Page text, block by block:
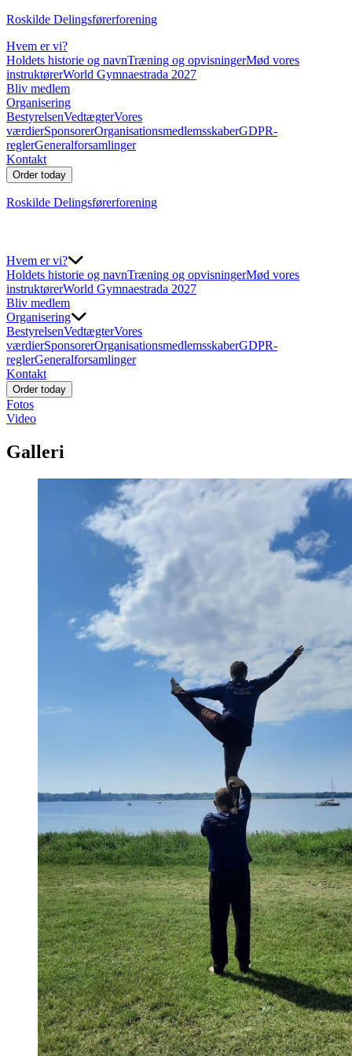
Roskilde Delingsførerforening
Hvem er vi?
Holdets historie og navnTræning og opvisningerMød vores
instruktørerWorld Gymnaestrada 2027
Bliv medlem
Organisering
BestyrelsenVedtægterVores
værdierSponsorerOrganisationsmedlemsskaberGDPR-
reglerGeneralforsamlinger
Kontakt
Order today
Roskilde Delingsførerforening
Hvem er vi?
Holdets historie og navnTræning og opvisningerMød vores
instruktørerWorld Gymnaestrada 2027
Bliv medlem
Organisering
BestyrelsenVedtægterVores
værdierSponsorerOrganisationsmedlemsskaberGDPR-
reglerGeneralforsamlinger
Kontakt
Order today
Fotos
Video
Galleri